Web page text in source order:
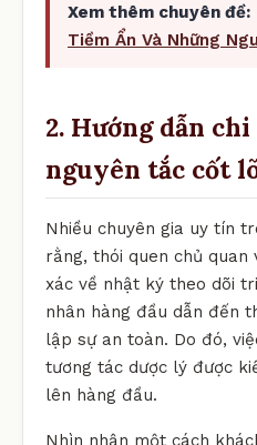
Xem thêm chuyên đề:
Tiềm Ẩn Và Những
2. Hướng dẫn
nguyên tắc cốt
Nhiều chuyên gia uy tín
rằng, thói quen chủ quan
xác về nhật ký theo dõi
nhân hàng đầu dẫn đến
lập sự an toàn. Do đó,
tương tác dược lý được
lên hàng đầu.
Nhìn nhận một cách